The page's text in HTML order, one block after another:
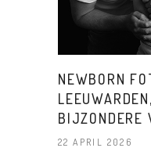
NEWBORN
BIJZONDERE
22 APRIL 2026